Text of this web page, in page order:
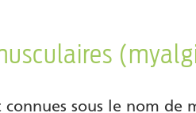
sous le nom